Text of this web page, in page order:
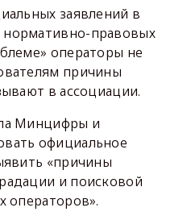
заявлений в
правовых
операторы не
причины
в ассоциации.
Минцифры и
официальное
«причины
и поисковой
операторов».